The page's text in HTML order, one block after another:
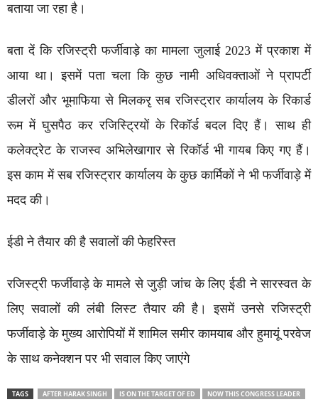
बताया जा रहा है।
बता दें कि रजिस्ट्री फर्जीवाड़े का मामला जुलाई 2023 में प्रकाश में
आया था। इसमें पता चला कि कुछ नामी अधिवक्ताओं ने प्रापर्टी
डीलरों और भूमाफिया से मिलकरृ सब रजिस्ट्रार कार्यालय के रिकार्ड
रूम में घुसपैठ कर रजिस्ट्रियों के रिकॉर्ड बदल दिए हैं। साथ ही
कलेक्ट्रेट के राजस्व अभिलेखागार से रिकॉर्ड भी गायब किए गए हैं।
इस काम में सब रजिस्ट्रार कार्यालय के कुछ कार्मिकों ने भी फर्जीवाड़े में
मदद की।
ईडी ने तैयार की है सवालों की फेहरिस्त
रजिस्ट्री फर्जीवाड़े के मामले से जुड़ी जांच के लिए ईडी ने सारस्वत के
लिए सवालों की लंबी लिस्ट तैयार की है। इसमें उनसे रजिस्ट्री
फर्जीवाड़े के मुख्य आरोपियों में शामिल समीर कामयाब और हुमायूं परवेज
के साथ कनेक्शन पर भी सवाल किए जाएंगे
TAGS AFTER HARAK SINGH IS ON THE TARGET OF ED NOW THIS CONGRESS LEADER